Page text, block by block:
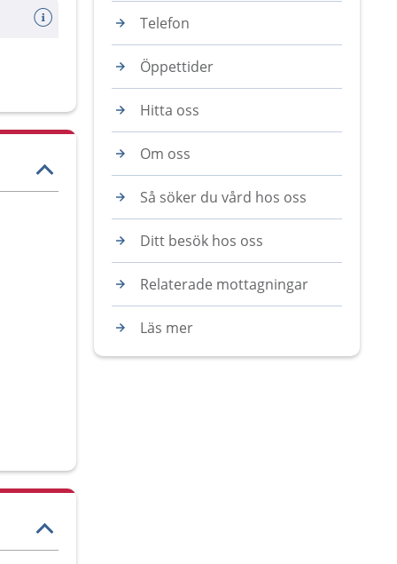
Telefon
Öppettider
Hitta oss
Om oss
Så söker du vård hos oss
Ditt besök hos oss
Relaterade mottagningar
Läs mer